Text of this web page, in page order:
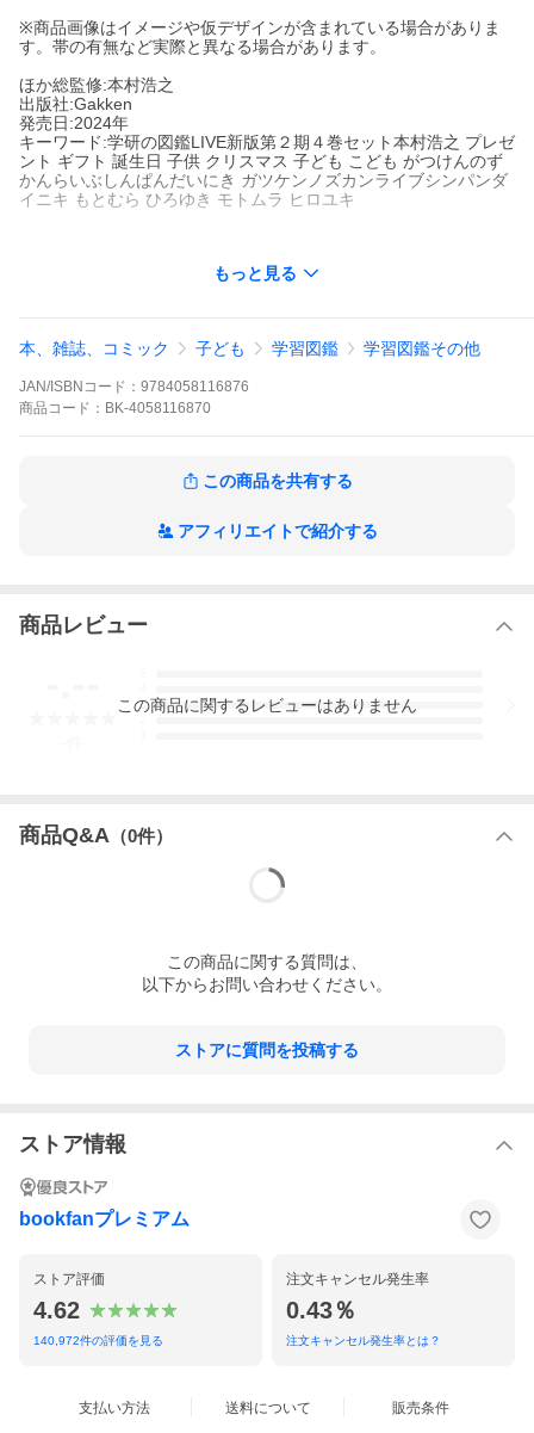
※商品画像はイメージや仮デザインが含まれている場合がありま
す。帯の有無など実際と異なる場合があります。
ほか総監修:本村浩之
出版社:Gakken
発売日:2024年
キーワード:学研の図鑑LIVE新版第２期４巻セット本村浩之 プレゼ
ント ギフト 誕生日 子供 クリスマス 子ども こども がつけんのず
かんらいぶしんぱんだいにき ガツケンノズカンライブシンパンダ
イニキ もとむら ひろゆき モトムラ ヒロユキ
「学研の図鑑LIVE 新版」は、最新・正確な情報で、３歳から大人
までずっと使える本格図鑑です。
DVDは新版に合わせて新たに製作した完全オリジナル！バラエテ
ィに富んだ企画を多数収録しています。
さらに全動画は、スマホ・タブレット等でも視聴可能！いつでも
【本誌 進化した10のポイント】
■「魚」は、美しい標本写真と分かりやすいレイアウトで、色や形
■「鉄道」は、日本全国の最新車両を徹底リサーチ！新幹線や人気
開き１ページで分かるように工夫にしています。
□LIVE専用開発により紙の軽量化を実現。従来比89%。
●新版に合わせて新たに制作した完全オリジナル動画
●類書史上初！DVDに加えて、スマホやタブレット等でも視聴可
●驚きの映像や全国の列車映像、クイズなどバラエティに富んだ企
※本データはこの商品が発売された時点の情報です。
もっと見る
本、雑誌、コミック 子ども 学習図鑑 学習図鑑その他
JAN/ISBNコード： 9784058116876
商品 コード： BK-4058116870
この商品を共有する
アフィリエイトで紹介する
商品レビュー
3
この商品に関するレビューはありません
商品Q&A （0件）
この商品に関する質問は、
以下からお問い合わせください。
ストアに質問を投稿する
ストア情報
bookfanプレミアム
ストア評価
4.62
140,972件の評価を見る
注文キャンセル発生率
0.43％
注文キャンセル発生率とは？
支払い方法 送料について 販売条件